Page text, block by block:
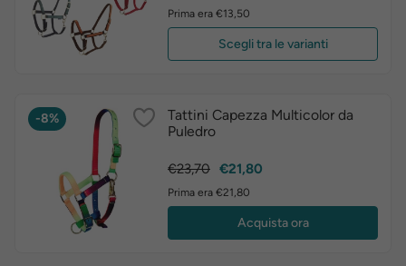
Prima era €13,50
Scegli tra le varianti
-8%
Tattini Capezza Multicolor da
Puledro
Prezzo
€23,70 Prezzo
€21,80
Prima era €21,80
Acquista ora